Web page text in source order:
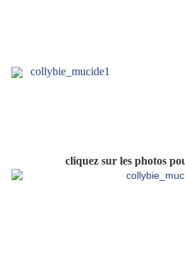
cliquez sur les photos